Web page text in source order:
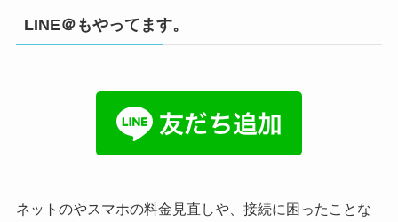
LINE＠もやってます。
ネットのやスマホの料金見直しや、接続に困ったことな